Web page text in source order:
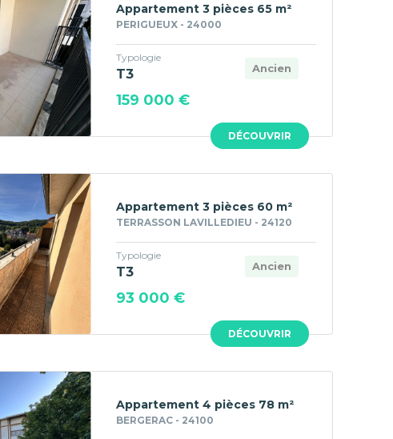
DÉCOUVRIR
Appartement 3 pièces 65 m²
PERIGUEUX - 24000
Ancien
Typologie
T3
159 000 €
DÉCOUVRIR
Appartement 3 pièces 60 m²
TERRASSON LAVILLEDIEU - 24120
Ancien
Typologie
T3
93 000 €
Appartement 4 pièces 78 m²
BERGERAC - 24100